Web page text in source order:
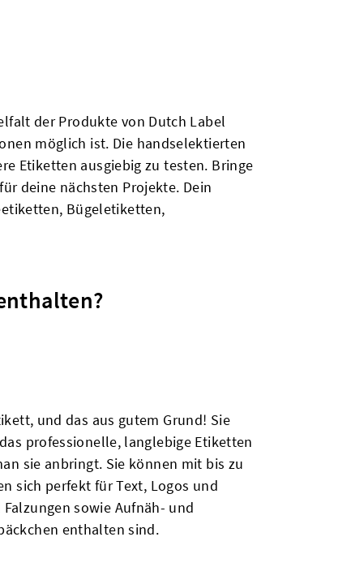
der Produkte von Dutch Label
möglich ist. Die handselektierten
Etiketten ausgiebig zu testen. Bringe
deine nächsten Projekte. Dein
Bügeletiketten,
und das aus gutem Grund! Sie
professionelle, langlebige Etiketten
sie anbringt. Sie können mit bis zu
sich perfekt für Text, Logos und
sowie Aufnäh- und
enthalten sind.